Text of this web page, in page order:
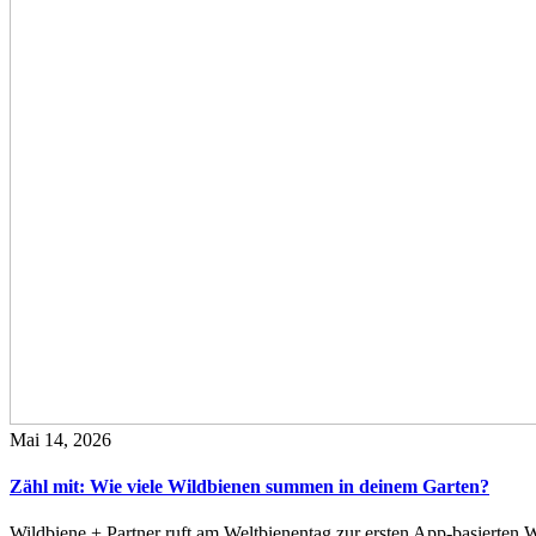
Mai 14, 2026
Zähl mit: Wie viele Wildbienen summen in deinem Garten?